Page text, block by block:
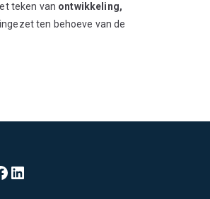
teken van ontwikkeling,
ten behoeve van de
LinkedIn